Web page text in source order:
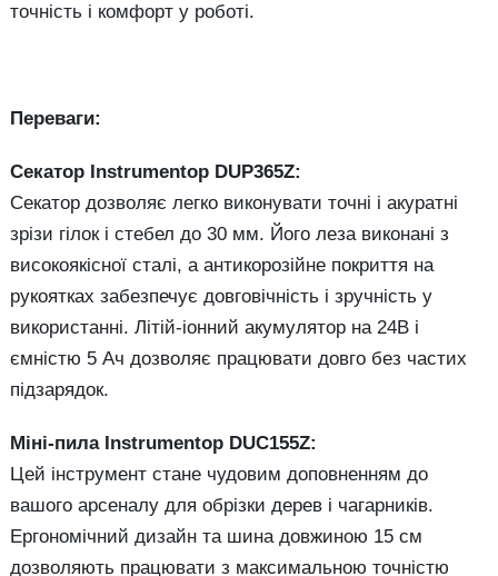
точність і комфорт у роботі.
Переваги:
Секатор Instrumentop DUP365Z:
Секатор дозволяє легко виконувати точні і акуратні
зрізи гілок і стебел до 30 мм. Його леза виконані з
високоякісної сталі, а антикорозійне покриття на
рукоятках забезпечує довговічність і зручність у
використанні. Літій-іонний акумулятор на 24В і
ємністю 5 Ач дозволяє працювати довго без частих
підзарядок.
Міні-пила Instrumentop DUC155Z:
Цей інструмент стане чудовим доповненням до
вашого арсеналу для обрізки дерев і чагарників.
Ергономічний дизайн та шина довжиною 15 см
дозволяють працювати з максимальною точністю